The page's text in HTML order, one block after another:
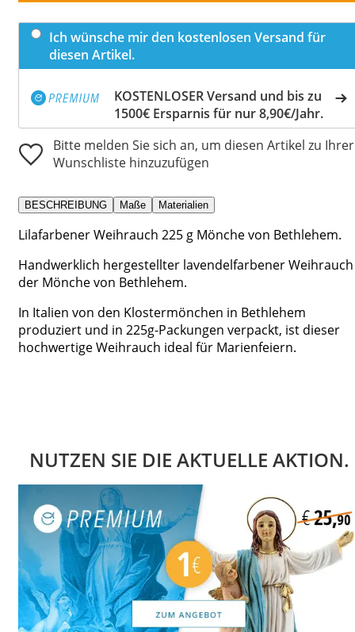
Ich wünsche mir den kostenlosen Versand für
diesen Artikel.
KOSTENLOSER Versand und bis zu
1500€ Ersparnis für nur 8,90€/Jahr.
Bitte melden Sie sich an, um diesen Artikel zu Ihrer
Wunschliste hinzuzufügen
BESCHREIBUNG Maße Materialien
Lilafarbener Weihrauch 225 g Mönche von Bethlehem.
Handwerklich hergestellter lavendelfarbener Weihrauch
der Mönche von Bethlehem.
In Italien von den Klostermönchen in Bethlehem
produziert und in 225g-Packungen verpackt, ist dieser
hochwertige Weihrauch ideal für Marienfeiern.
NUTZEN SIE DIE AKTUELLE AKTION.